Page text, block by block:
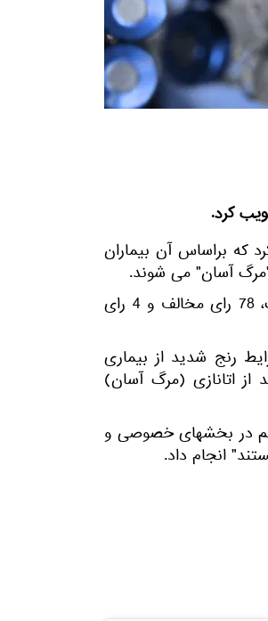
کرد.
که براساس آن بیماران
آسان" می شوند.
در پارلمان این کشور 136 نماینده به این لایحه رای مثبت، 78 رای مخالف و 4 رای
رنج شدید از بیماری
از اتانازی (مرگ آسان)
هم در بخشهای خصوصی و
انجام داد.